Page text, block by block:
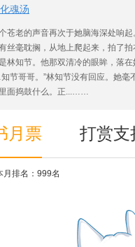
魂汤
老的声音再次于她脑海深处响
丝毫耽搁，从地上爬起来，拍了
知节。他那双清冷的眼眸，落
哥哥。”林知节没有回应。她毫
面捣鼓什么。正...……
月票 打赏支
月排名：999名